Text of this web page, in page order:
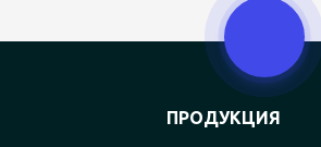
ПРОДУКЦИЯ